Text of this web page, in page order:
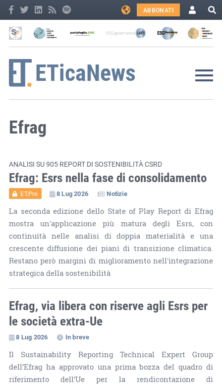
ABBONATI
Efrag
ANALISI SU 905 REPORT DI SOSTENIBILITÀ CSRD
Efrag: Esrs nella fase di consolidamento
ET.Pro 8 Lug 2026 Notizie
La seconda edizione dello State of Play Report di Efrag
mostra un'applicazione più matura degli Esrs, con
continuità nelle analisi di doppia materialità e una
crescente diffusione dei piani di transizione climatica.
Restano però margini di miglioramento nell'integrazione
strategica della sostenibilità
Efrag, via libera con riserve agli Esrs per
le società extra-Ue
8 Lug 2026 In breve
Il Sustainability Reporting Technical Expert Group
dell’Efrag ha approvato una prima bozza del quadro di
riferimento dell’Ue per la rendicontazione di